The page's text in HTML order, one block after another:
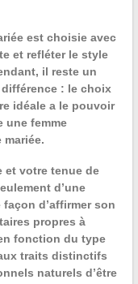
est choisie avec
et refléter le style
il reste un
: le choix
idéalea le pouvoir
une femme
mariée.
et votre tenue de
d’une
d’affirmer son
propres à
fonction du type
traits distinctifs
naturels d’être